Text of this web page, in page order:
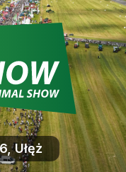
Ułęż